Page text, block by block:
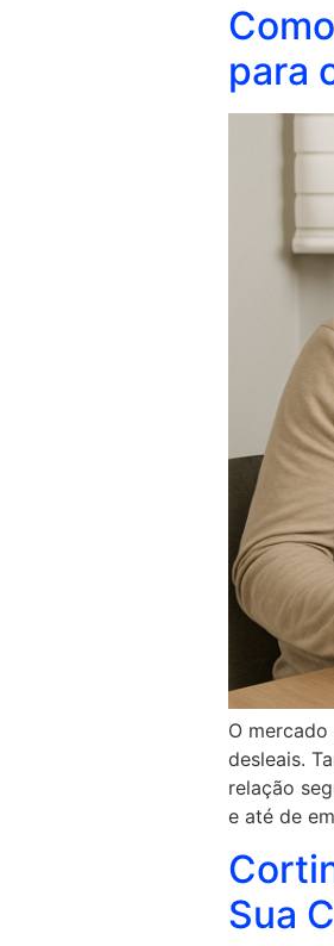
para
O
desleais.
relação
e até de
Sua